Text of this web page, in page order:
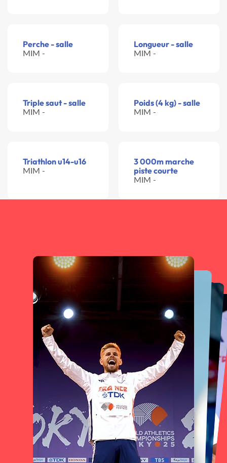
Perche - salle
MIM -
Longueur - salle
MIM -
Triple saut - salle
MIM -
Poids (4 kg) - salle
MIM -
Triathlon u14-u16
MIM -
3 000m marche
piste courte
MIM -